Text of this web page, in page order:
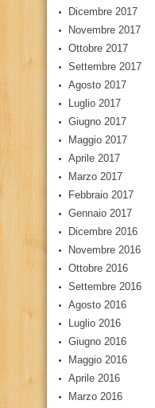
Dicembre 2017
Novembre 2017
Ottobre 2017
Settembre 2017
Agosto 2017
Luglio 2017
Giugno 2017
Maggio 2017
Aprile 2017
Marzo 2017
Febbraio 2017
Gennaio 2017
Dicembre 2016
Novembre 2016
Ottobre 2016
Settembre 2016
Agosto 2016
Luglio 2016
Giugno 2016
Maggio 2016
Aprile 2016
Marzo 2016